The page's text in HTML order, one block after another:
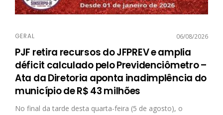
GERAL 06/08/2026
PJF retira recursos do JFPREV e amplia
déficit calculado pelo Previdenciômetro –
Ata da Diretoria aponta inadimplência do
município de R$ 43 milhões
No final da tarde desta quarta-feira (5 de agosto), o